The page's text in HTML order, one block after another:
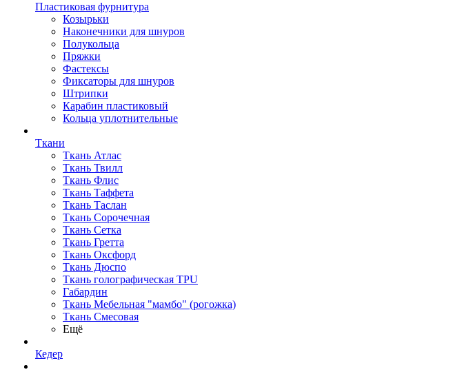
Пластиковая фурнитура
Козырьки
Наконечники для шнуров
Полукольца
Пряжки
Фастексы
Фиксаторы для шнуров
Штрипки
Карабин пластиковый
Кольца уплотнительные
Ткани
Ткань Атлас
Ткань Твилл
Ткань Флис
Ткань Таффета
Ткань Таслан
Ткань Сорочечная
Ткань Сетка
Ткань Гретта
Ткань Оксфорд
Ткань Дюспо
Ткань голографическая TPU
Габардин
Ткань Мебельная "мамбо" (рогожка)
Ткань Смесовая
Ещё
Кедер